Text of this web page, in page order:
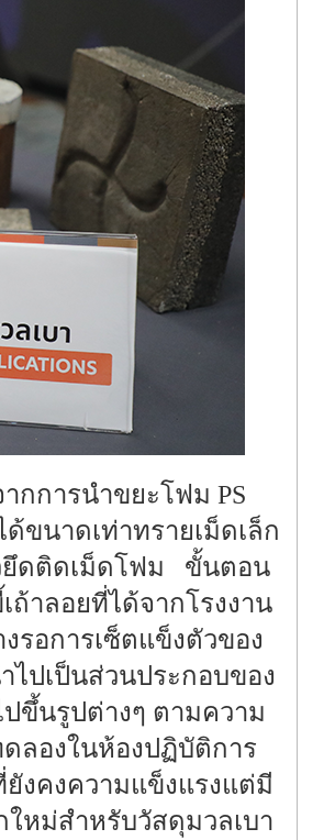
กการนำขยะโฟม PS
ขนาดเท่าทรายเม็ดเล็ก
ยึดติดเม็ดโฟม ขั้นตอน
าลอยที่ได้จากโรงงาน
รอการเซ็ตแข็งตัวของ
ปเป็นส่วนประกอบของ
ขึ้นรูปต่างๆ ตามความ
ดลองในห้องปฏิบัติการ
งคงความแข็งแรงแต่มี
ใหม่สำหรับวัสดุมวลเบา